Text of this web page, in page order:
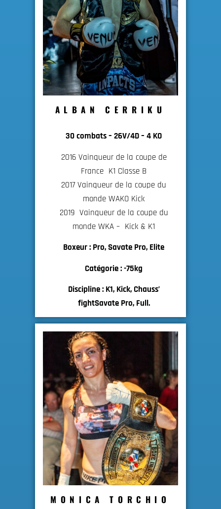
ALBAN CERRIKU
30 combats – 26V/4D – 4 KO
2016 Vainqueur de la coupe de
France K1 Classe B
2017 Vainqueur de la coupe du
monde WAKO Kick
2019 Vainqueur de la coupe du
monde WKA – Kick & K1
Boxeur : Pro, Savate Pro, Elite
Catégorie : -75kg
Discipline : K1, Kick, Chauss’
fightSavate Pro, Full.
MONICA TORCHIO